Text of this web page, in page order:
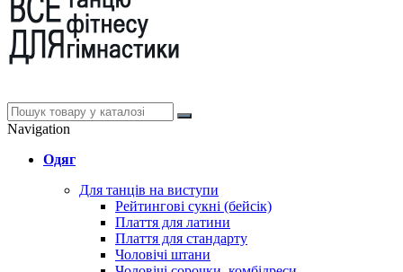
Navigation
Одяг
Для танців на виступи
Рейтингові сукні (бейсік)
Плаття для латини
Плаття для стандарту
Чоловічі штани